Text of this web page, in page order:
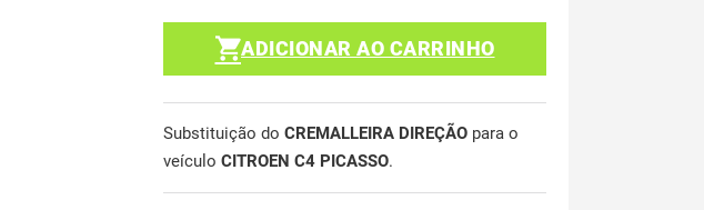
ADICIONAR AO CARRINHO
Substituição do CREMALLEIRA DIREÇÃO para o
veículo CITROEN C4 PICASSO.